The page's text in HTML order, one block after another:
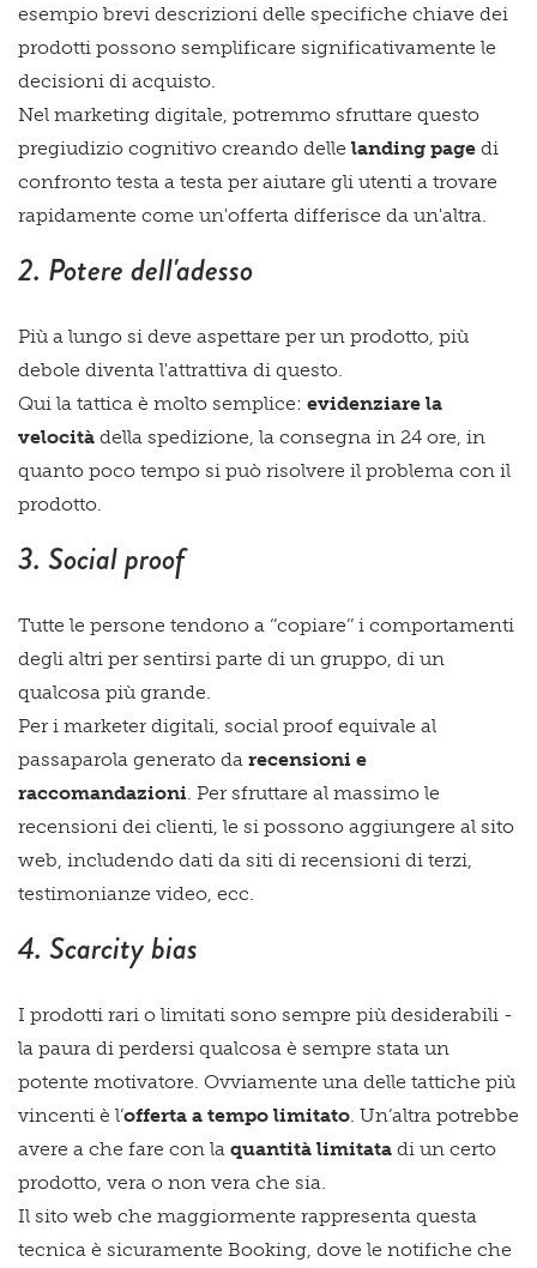
esempio brevi descrizioni delle specifiche chiave dei
prodotti possono semplificare significativamente le
decisioni di acquisto.
Nel marketing digitale, potremmo sfruttare questo
pregiudizio cognitivo creando delle landing page di
confronto testa a testa per aiutare gli utenti a trovare
rapidamente come un'offerta differisce da un'altra.
2. Potere dell'adesso
Più a lungo si deve aspettare per un prodotto, più
debole diventa l'attrattiva di questo.
Qui la tattica è molto semplice: evidenziare la
velocità della spedizione, la consegna in 24 ore, in
quanto poco tempo si può risolvere il problema con il
prodotto.
3. Social proof
Tutte le persone tendono a ‘’copiare’’ i comportamenti
degli altri per sentirsi parte di un gruppo, di un
qualcosa più grande.
Per i marketer digitali, social proof equivale al
passaparola generato da recensioni e
raccomandazioni. Per sfruttare al massimo le
recensioni dei clienti, le si possono aggiungere al sito
web, includendo dati da siti di recensioni di terzi,
testimonianze video, ecc.
4. Scarcity bias
I prodotti rari o limitati sono sempre più desiderabili -
la paura di perdersi qualcosa è sempre stata un
potente motivatore. Ovviamente una delle tattiche più
vincenti è l’offerta a tempo limitato. Un’altra potrebbe
avere a che fare con la quantità limitata di un certo
prodotto, vera o non vera che sia.
Il sito web che maggiormente rappresenta questa
tecnica è sicuramente Booking, dove le notifiche che